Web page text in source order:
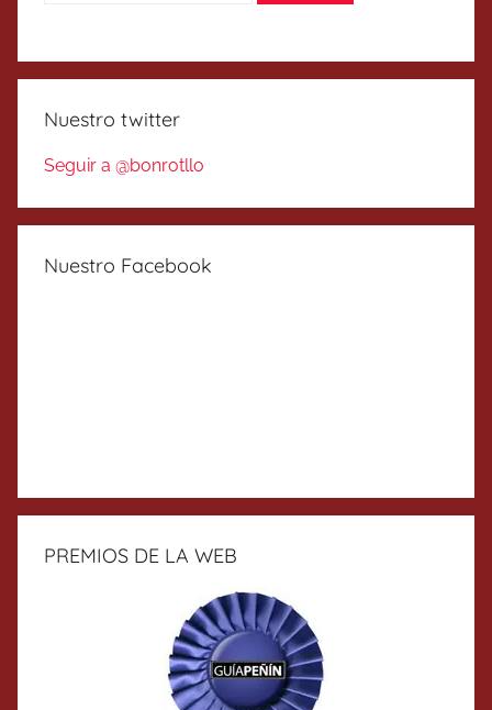
Nuestro twitter
Seguir a @bonrotllo
Nuestro Facebook
PREMIOS DE LA WEB